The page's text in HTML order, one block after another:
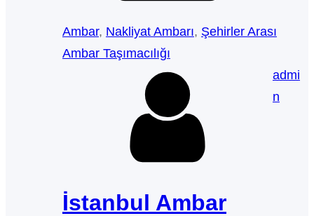
Ambar, Nakliyat Ambarı, Şehirler Arası
Ambar Taşımacılığı
admi
n
İstanbul Ambar